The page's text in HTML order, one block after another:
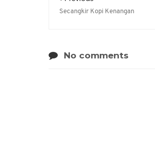
Secangkir Kopi Kenangan
No comments